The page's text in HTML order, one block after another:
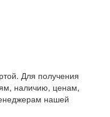
Для получения
наличию, ценам,
нашей